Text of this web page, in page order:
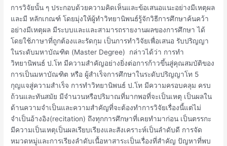
การวิจัยนั้น ๆ ประกอบด้วยความคิดเห็นและข้อเสนอแนะอย่างมีเหตุผล
และมี หลักเกณฑ์ โดยมุ่งให้ผู้ทําวิทยานิพนธ์รู้จักวิธีการศึกษาค้นคว้า
อย่างมีเหตุผล มีระบบและและสามารถรายงานผลของการศึกษา ได้
โดยใช้ภาษาที่ถูกต้องและรัดกุม เป็นการทําวิจัยเพื่อเสนอ รับปริญญา
ในระดับมหาบัณฑิต (Master Degree) กล่าวได้ว่า การทำ
วิทยานิพนธ์ ป.โท มีความสำคัญอย่างยิ่งต่อการก้าวขึ้นสู่คุณสมบัติของ
การเป็นมหาบัณฑิต หรือ ผู้สำเร็จการศึกษาในระดับปริญญาโท 5
กุญแจสู่ความสำเร็จ การทำวิทยานิพนธ์ ป.โท มีความครอบคลุม ครบ
ถ้วนและทันสมัย มีจำนวนหรือปริมาณที่มากพอที่จะเป็นเหตุ เป็นผลใน
ด้านความจำเป็นและความสำคัญที่จะต้องทำการวิจัยเรื่องนี้แต่ไม่
จำเป็นอ้างอิง(recitation) ถึงทุกการศึกษาที่เคยทำมาก่อน เป็นตรรกะ
มีความเป็นเหตุเป็นผลเรียบเรียงและสังเคราะห์เป็นลำดับดี การจัด
หมวดหมู่และการเรียงลำดับเนื้อหาสาระเป็นเรื่องที่สำคัญ ปัญหาที่พบ